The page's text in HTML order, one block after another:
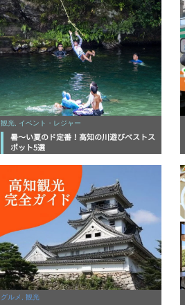
観光, イベント・レジャー
暑～い夏のド定番！高知の川遊びベストス
ポット5選
グルメ, 観光